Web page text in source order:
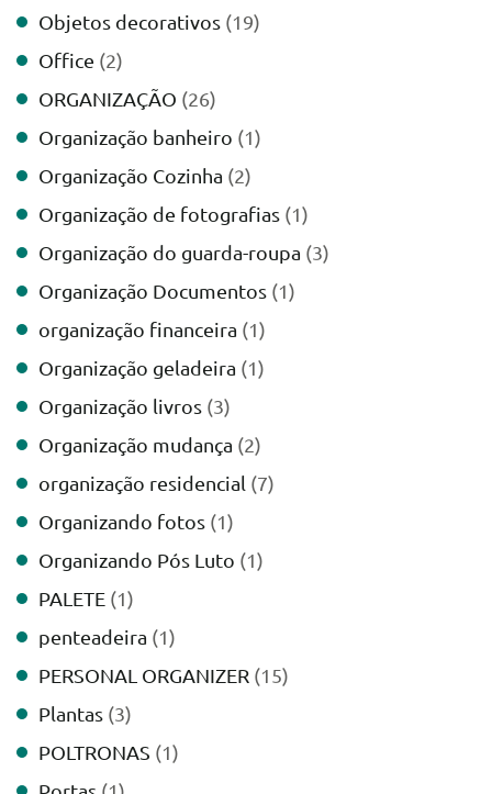
Objetos decorativos (19)
Office (2)
ORGANIZAÇÃO (26)
Organização banheiro (1)
Organização Cozinha (2)
Organização de fotografias (1)
Organização do guarda-roupa (3)
Organização Documentos (1)
organização financeira (1)
Organização geladeira (1)
Organização livros (3)
Organização mudança (2)
organização residencial (7)
Organizando fotos (1)
Organizando Pós Luto (1)
PALETE (1)
penteadeira (1)
PERSONAL ORGANIZER (15)
Plantas (3)
POLTRONAS (1)